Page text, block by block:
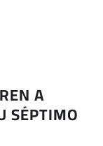
A
SÉPTIMO